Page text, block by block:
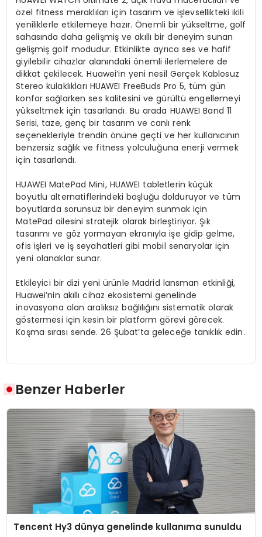
özel fitness meraklıları için tasarım ve işlevsellikteki ikili
yeniliklerle etkilemeye hazır. Önemli bir yükseltme, golf
sahasında daha gelişmiş ve akıllı bir deneyim sunan
gelişmiş golf modudur. Etkinlikte ayrıca ses ve hafif
giyilebilir cihazlar alanındaki önemli ilerlemelere de
dikkat çekilecek. Huawei’in yeni nesil Gerçek Kablosuz
Stereo kulaklıkları HUAWEI FreeBuds Pro 5, tüm gün
konfor sağlarken ses kalitesini ve gürültü engellemeyi
yükseltmek için tasarlandı. Bu arada HUAWEI Band 11
Serisi, taze, genç bir tasarım ve canlı renk
seçenekleriyle trendin önüne geçti ve her kullanıcının
benzersiz sağlık ve fitness yolculuğuna enerji vermek
için tasarlandı.
HUAWEI MatePad Mini, HUAWEI tabletlerin küçük
boyutlu alternatiflerindeki boşluğu dolduruyor ve tüm
boyutlarda sorunsuz bir deneyim sunmak için
MatePad ailesini stratejik olarak birleştiriyor. Şık
tasarımı ve göz yormayan ekranıyla işe gidip gelme,
ofis işleri ve iş seyahatleri gibi mobil senaryolar için
yeni olanaklar sunar.
Etkileyici bir dizi yeni ürünle Madrid lansman etkinliği,
Huawei’nin akıllı cihaz ekosistemi genelinde
inovasyona olan aralıksız bağlılığını sistematik olarak
göstermesi için kesin bir platform görevi görecek.
Koşma sırası sende. 26 Şubat’ta geleceğe tanıklık edin.
Benzer Haberler
Tencent Hy3 dünya genelinde kullanıma sunuldu